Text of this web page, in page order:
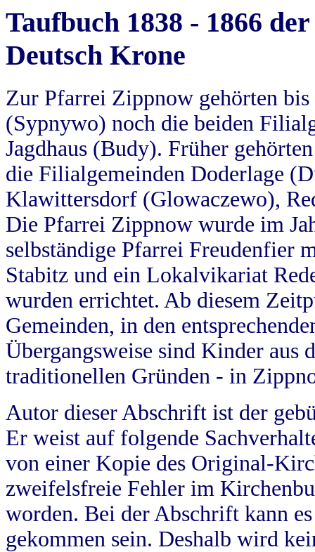
Taufbuch 1838 - 1866
Deutsch Krone
Zur Pfarrei Zippnow gehörten
(Sypnywo) noch die beiden
Jagdhaus (Budy). Früher
die Filialgemeinden Doderlage
Klawittersdorf (Glowaczewo),
Die Pfarrei Zippnow wurde im
selbständige Pfarrei Freudenfier
Stabitz und ein Lokalvikariat
wurden errichtet. Ab diesem
Gemeinden, in den
Übergangsweise sind Kinder aus
traditionellen Gründen - in
Autor dieser Abschrift ist der
Er weist auf folgende
von einer Kopie des Original-
zweifelsfreie Fehler im
worden. Bei der Abschrift kann
gekommen sein. Deshalb wird